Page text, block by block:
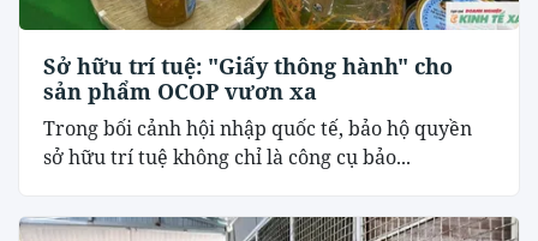
Sở hữu trí tuệ: "Giấy thông hành" cho
sản phẩm OCOP vươn xa
Trong bối cảnh hội nhập quốc tế, bảo hộ quyền
sở hữu trí tuệ không chỉ là công cụ bảo...